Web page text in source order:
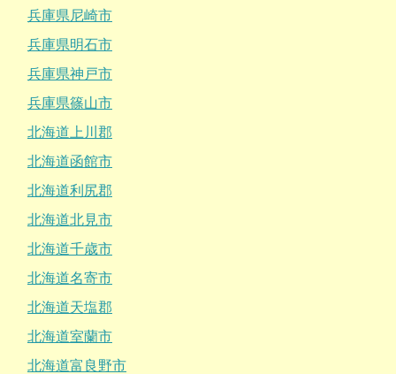
兵庫県尼崎市
兵庫県明石市
兵庫県神戸市
兵庫県篠山市
北海道上川郡
北海道函館市
北海道利尻郡
北海道北見市
北海道千歳市
北海道名寄市
北海道天塩郡
北海道室蘭市
北海道富良野市